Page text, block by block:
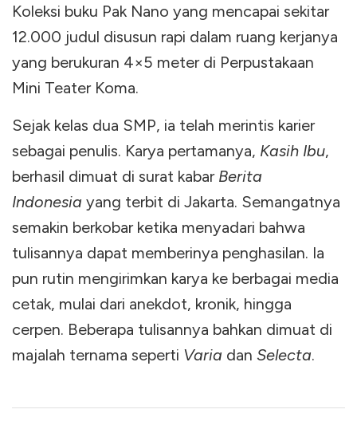
Koleksi buku Pak Nano yang mencapai sekitar
12.000 judul disusun rapi dalam ruang kerjanya
yang berukuran 4×5 meter di Perpustakaan
Mini Teater Koma.
Sejak kelas dua SMP, ia telah merintis karier
sebagai penulis. Karya pertamanya, Kasih Ibu,
berhasil dimuat di surat kabar Berita
Indonesia yang terbit di Jakarta. Semangatnya
semakin berkobar ketika menyadari bahwa
tulisannya dapat memberinya penghasilan. Ia
pun rutin mengirimkan karya ke berbagai media
cetak, mulai dari anekdot, kronik, hingga
cerpen. Beberapa tulisannya bahkan dimuat di
majalah ternama seperti Varia dan Selecta.